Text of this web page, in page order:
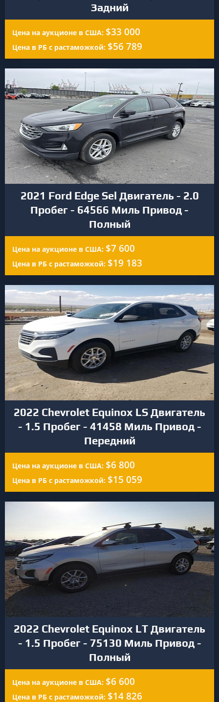
Задний
Цена на аукционе в США: $33 000
Цена в РБ с растаможкой: $56 789
2021 Ford Edge Sel Двигатель - 2.0
Пробег - 64566 Миль Привод -
Полный
Цена на аукционе в США: $7 600
Цена в РБ с растаможкой: $19 183
2022 Chevrolet Equinox LS Двигатель
- 1.5 Пробег - 41458 Миль Привод -
Передний
Цена на аукционе в США: $6 800
Цена в РБ с растаможкой: $15 059
2022 Chevrolet Equinox LT Двигатель
- 1.5 Пробег - 75130 Миль Привод -
Полный
Цена на аукционе в США: $6 600
Цена в РБ с растаможкой: $14 826